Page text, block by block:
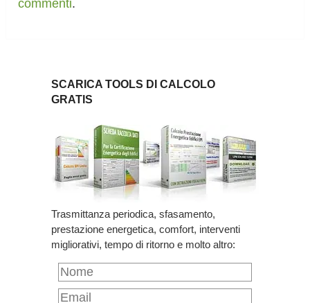
commenti.
SCARICA TOOLS DI CALCOLO
GRATIS
Trasmittanza periodica, sfasamento,
prestazione energetica, comfort, interventi
migliorativi, tempo di ritorno e molto altro: